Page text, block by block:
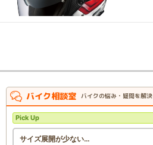
バイク相談室 バイクの悩み・疑問を解決
Pick Up
サイズ展開が少ない…